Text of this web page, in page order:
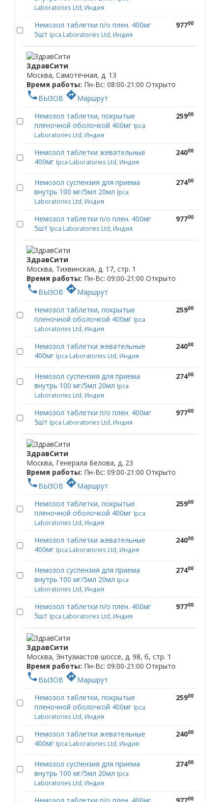
Laboratories Ltd, Индия
Немозол таблетки п/о плен. 400мг
5шт Ipca Laboratories Ltd, Индия
97700
ЗдравСити
Москва, Самотёчная, д. 13
Время работы: Пн-Вс: 08:00-21:00 Открыто
phone ВЫЗОВ directionsМаршрут
Немозол таблетки, покрытые
пленочной оболочкой 400мг Ipca
Laboratories Ltd, Индия
25900
Немозол таблетки жевательные
400мг Ipca Laboratories Ltd, Индия
24000
Немозол суспензия для приема
внутрь 100 мг/5мл 20мл Ipca
Laboratories Ltd, Индия
27400
Немозол таблетки п/о плен. 400мг
5шт Ipca Laboratories Ltd, Индия
97700
ЗдравСити
Москва, Тихвинская, д. 17, стр. 1
Время работы: Пн-Вс: 09:00-21:00 Открыто
phone ВЫЗОВ directionsМаршрут
Немозол таблетки, покрытые
пленочной оболочкой 400мг Ipca
Laboratories Ltd, Индия
25900
Немозол таблетки жевательные
400мг Ipca Laboratories Ltd, Индия
24000
Немозол суспензия для приема
внутрь 100 мг/5мл 20мл Ipca
Laboratories Ltd, Индия
27400
Немозол таблетки п/о плен. 400мг
5шт Ipca Laboratories Ltd, Индия
97700
ЗдравСити
Москва, Генерала Белова, д. 23
Время работы: Пн-Вс: 09:00-21:00 Открыто
phone ВЫЗОВ directionsМаршрут
Немозол таблетки, покрытые
пленочной оболочкой 400мг Ipca
Laboratories Ltd, Индия
25900
Немозол таблетки жевательные
400мг Ipca Laboratories Ltd, Индия
24000
Немозол суспензия для приема
внутрь 100 мг/5мл 20мл Ipca
Laboratories Ltd, Индия
27400
Немозол таблетки п/о плен. 400мг
5шт Ipca Laboratories Ltd, Индия
97700
ЗдравСити
Москва, Энтузиастов шоссе, д. 98, б, стр. 1
Время работы: Пн-Вс: 09:00-21:00 Открыто
phone ВЫЗОВ directionsМаршрут
Немозол таблетки, покрытые
пленочной оболочкой 400мг Ipca
Laboratories Ltd, Индия
25900
Немозол таблетки жевательные
400мг Ipca Laboratories Ltd, Индия
24000
Немозол суспензия для приема
внутрь 100 мг/5мл 20мл Ipca
Laboratories Ltd, Индия
27400
00